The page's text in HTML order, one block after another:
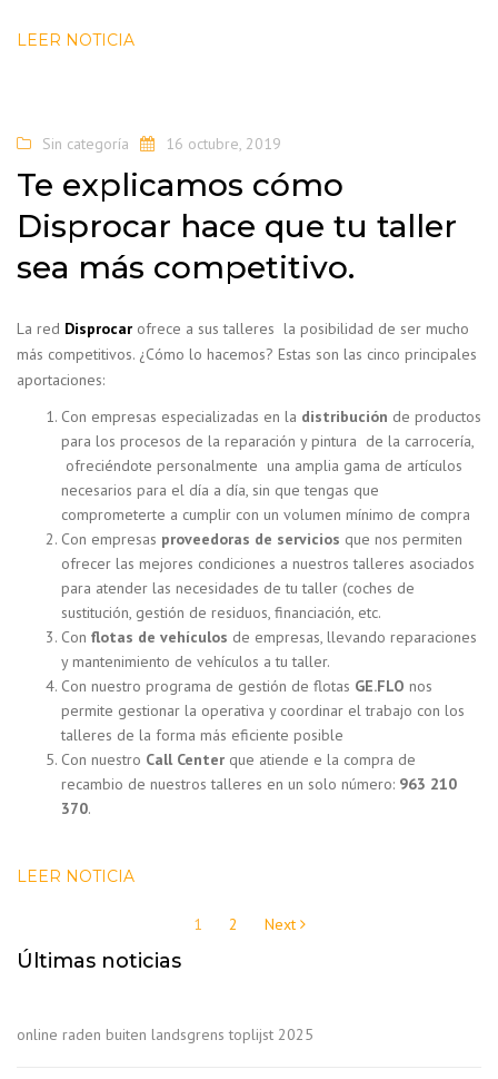
LEER NOTICIA
Sin categoría 16 octubre, 2019
Te explicamos cómo
Disprocar hace que tu taller
sea más competitivo.
La red Disprocar ofrece a sus talleres la posibilidad de ser mucho
más competitivos. ¿Cómo lo hacemos? Estas son las cinco principales
aportaciones:
Con empresas especializadas en la distribución de productos
para los procesos de la reparación y pintura de la carrocería,
ofreciéndote personalmente una amplia gama de artículos
necesarios para el día a día, sin que tengas que
comprometerte a cumplir con un volumen mínimo de compra
Con empresas proveedoras de servicios que nos permiten
ofrecer las mejores condiciones a nuestros talleres asociados
para atender las necesidades de tu taller (coches de
sustitución, gestión de residuos, financiación, etc.
Con flotas de vehículos de empresas, llevando reparaciones
y mantenimiento de vehículos a tu taller.
Con nuestro programa de gestión de flotas GE.FLO nos
permite gestionar la operativa y coordinar el trabajo con los
talleres de la forma más eficiente posible
Con nuestro Call Center que atiende e la compra de
recambio de nuestros talleres en un solo número: 963 210
370.
LEER NOTICIA
de
1 2 Next
Últimas noticias
online raden buiten landsgrens toplijst 2025